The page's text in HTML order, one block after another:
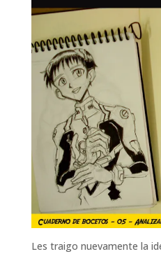
Les traigo nuevamente la